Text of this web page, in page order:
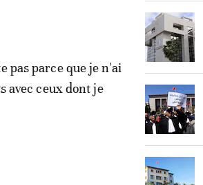
pas parce que je n'ai
avec ceux dont je